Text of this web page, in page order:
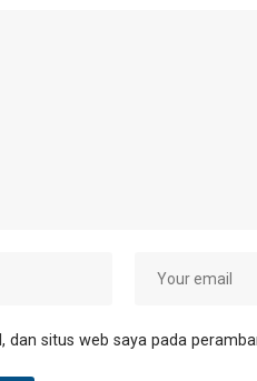
dan situs web saya pada